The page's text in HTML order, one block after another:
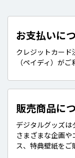
お支払いに
クレジットカード
（ペイディ）がご
販売商品に
デジタルグッズは
さまざまな企画や
ス、特典壁紙をご